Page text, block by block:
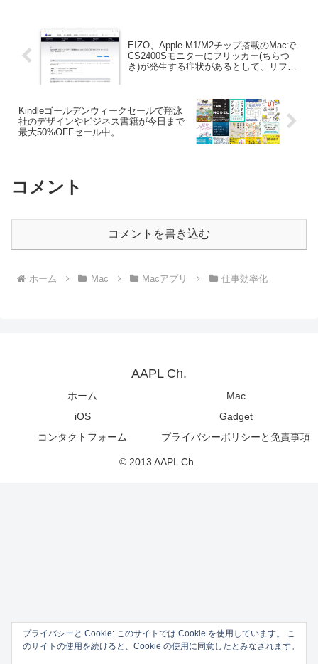
EIZO、Apple M1/M2チップ搭載のMacで
CS2400Sモニターにフリッカー(ちらつ
き)が発生する症状があるとして、リフレ
Kindleゴールデンウィークセールで翔泳
社のデザインやビジネス書籍が今日まで
最大50%OFFセール中。
コメント
コメントを書き込む
ホーム Mac Macアプリ 仕事効率化
AAPL Ch.
ホーム
Mac
iOS
Gadget
コンタクトフォーム
プライバシーポリシーと免責事項
© 2013 AAPL Ch..
プライバシーと Cookie: このサイトでは Cookie を使用しています。 こ
のサイトの使用を続けると、Cookie の使用に同意したとみなされます。